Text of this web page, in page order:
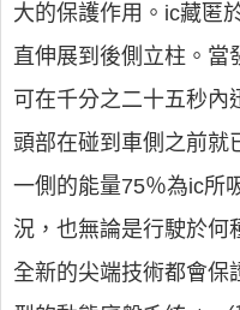
大的保護作用。ic藏匿
直伸展到後側立柱。當
可在千分之二十五秒內
頭部在碰到車側之前就
一側的能量75％為ic所
況，也無論是行駛於何
全新的尖端技術都會保